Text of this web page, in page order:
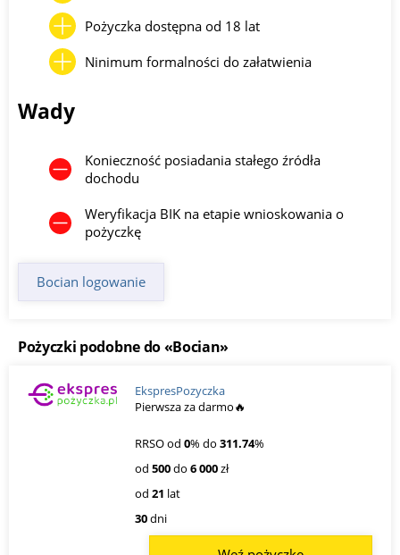
Pożyczka dostępna od 18 lat
Ninimum formalności do załatwienia
Wady
Konieczność posiadania stałego źródła
dochodu
Weryfikacja BIK na etapie wnioskowania o
pożyczkę
Bocian logowanie
Pożyczki podobne do «Bocian»
EkspresPozyczka
Pierwsza za darmo🔥
RRSO od 0% do 311.74%
od 500do 6 000zł
od 21 lat
30dni